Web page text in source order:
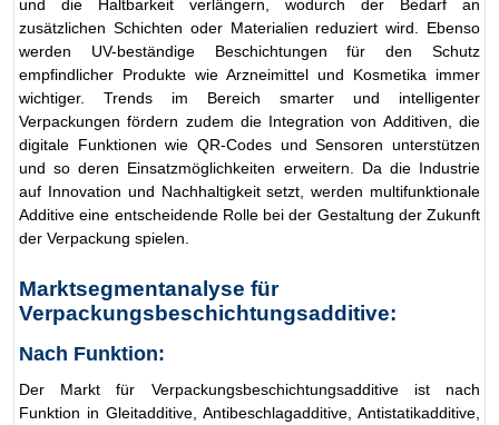
und die Haltbarkeit verlängern, wodurch der Bedarf an
zusätzlichen Schichten oder Materialien reduziert wird. Ebenso
werden UV-beständige Beschichtungen für den Schutz
empfindlicher Produkte wie Arzneimittel und Kosmetika immer
wichtiger. Trends im Bereich smarter und intelligenter
Verpackungen fördern zudem die Integration von Additiven, die
digitale Funktionen wie QR-Codes und Sensoren unterstützen
und so deren Einsatzmöglichkeiten erweitern. Da die Industrie
auf Innovation und Nachhaltigkeit setzt, werden multifunktionale
Additive eine entscheidende Rolle bei der Gestaltung der Zukunft
der Verpackung spielen.
Marktsegmentanalyse für
Verpackungsbeschichtungsadditive:
Nach Funktion:
Der Markt für Verpackungsbeschichtungsadditive ist nach
Funktion in Gleitadditive, Antibeschlagadditive, Antistatikadditive,